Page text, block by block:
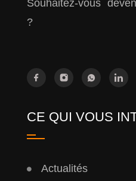
Souhaitez-vous
?
CE QUI VOUS
Actualités